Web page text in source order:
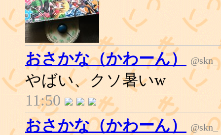
おさかな（かわーん） @skn_
やばい、クソ暑いw
11:50
おさかな（かわーん）
@skn_